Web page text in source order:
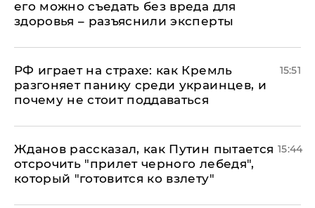
его можно съедать без вреда для
здоровья – разъяснили эксперты
РФ играет на страхе: как Кремль
разгоняет панику среди украинцев, и
почему не стоит поддаваться
15:51
Жданов рассказал, как Путин пытается
отсрочить "прилет черного лебедя",
который "готовится ко взлету"
15:44